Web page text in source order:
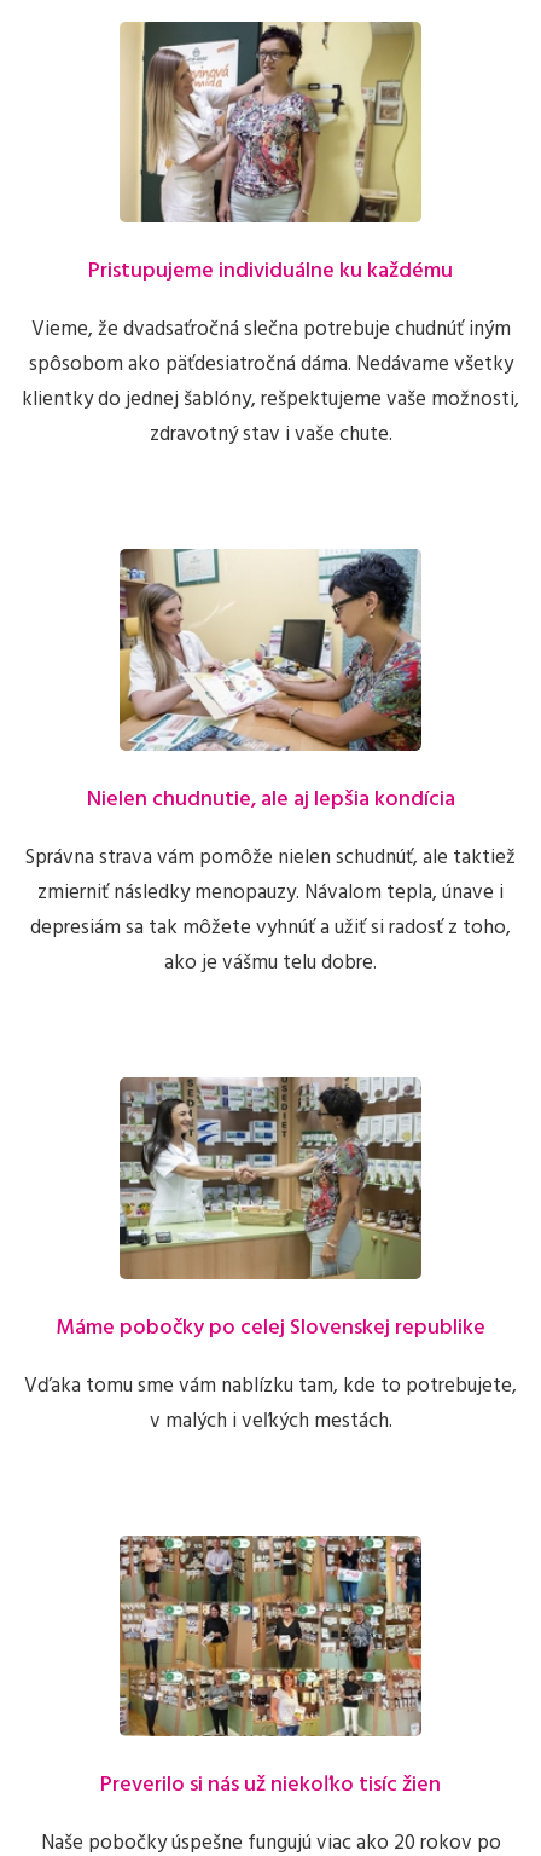
Pristupujeme individuálne ku každému
Vieme, že dvadsaťročná slečna potrebuje chudnúť iným
spôsobom ako päťdesiatročná dáma. Nedávame všetky
klientky do jednej šablóny, rešpektujeme vaše možnosti,
zdravotný stav i vaše chute.
Nielen chudnutie, ale aj lepšia kondícia
Správna strava vám pomôže nielen schudnúť, ale taktiež
zmierniť následky menopauzy. Návalom tepla, únave i
depresiám sa tak môžete vyhnúť a užiť si radosť z toho,
ako je vášmu telu dobre.
Máme pobočky po celej Slovenskej republike
Vďaka tomu sme vám nablízku tam, kde to potrebujete,
v malých i veľkých mestách.
Preverilo si nás už niekoľko tisíc žien
Naše pobočky úspešne fungujú viac ako 20 rokov po